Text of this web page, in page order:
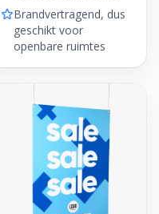
Brandvertragend, dus
geschikt voor
openbare ruimtes